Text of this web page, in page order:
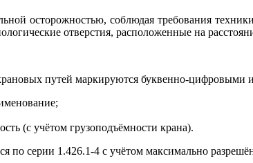
осторожностью, соблюдая требования
отверстия, расположенные на
путей маркируются буквенно-цифровыми
(с учётом грузоподъёмности крана).
по серии 1.426.1-4 с учётом максимально